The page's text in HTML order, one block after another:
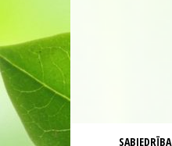
SABIEDRĪBA